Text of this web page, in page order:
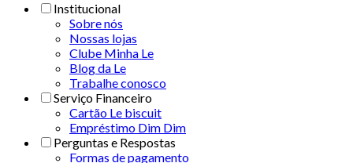
Institucional
Sobre nós
Nossas lojas
Clube Minha Le
Blog da Le
Trabalhe conosco
Serviço Financeiro
Cartão Le biscuit
Empréstimo Dim Dim
Perguntas e Respostas
Formas de pagamento